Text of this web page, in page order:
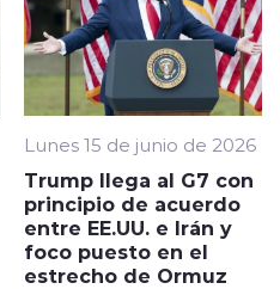
Lunes 15 de junio de 2026
Trump llega al G7 con
principio de acuerdo
entre EE.UU. e Irán y
foco puesto en el
estrecho de Ormuz